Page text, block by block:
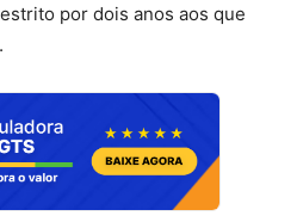
por dois anos aos que